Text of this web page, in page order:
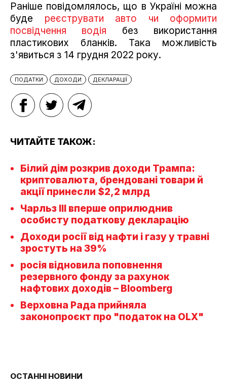
Раніше повідомлялось, що в Україні можна
буде реєструвати авто чи оформити
посвідчення водія без використання
пластикових бланків. Така можливість
з'явиться з 14 грудня 2022 року.
ПОДАТКИ ДОХОДИ ДЕКЛАРАЦІЇ
ЧИТАЙТЕ ТАКОЖ:
Білий дім розкрив доходи Трампа:
криптовалюта, брендовані товари й
акції принесли $2,2 млрд
Чарльз III вперше оприлюднив
особисту податкову декларацію
Доходи росії від нафти і газу у травні
зростуть на 39%
росія відновила поповнення
резервного фонду за рахунок
нафтових доходів – Bloomberg
Верховна Рада прийняла
законопроєкт про "податок на OLX"
ОСТАННІ НОВИНИ